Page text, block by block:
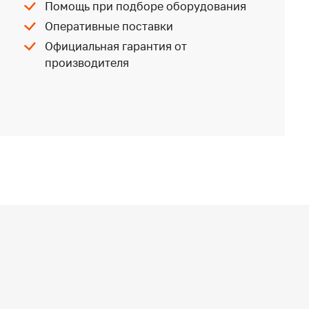
Помощь при подборе оборудования
Оперативные поставки
Официальная гарантия от
производителя